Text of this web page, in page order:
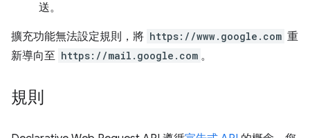
送。
擴充功能無法設定規則，將 https://www.google.com 重
新導向至 https://mail.google.com 。
規則